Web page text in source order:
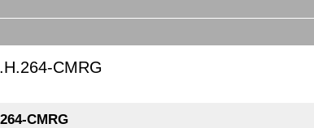
CMRG
CMRG